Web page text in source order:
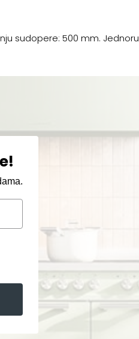
sudopere: 500 mm.